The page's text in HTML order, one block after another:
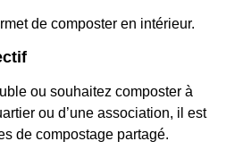
de composter en intérieur.
ou souhaitez composter à
ou d’une association, il est
de compostage partagé.